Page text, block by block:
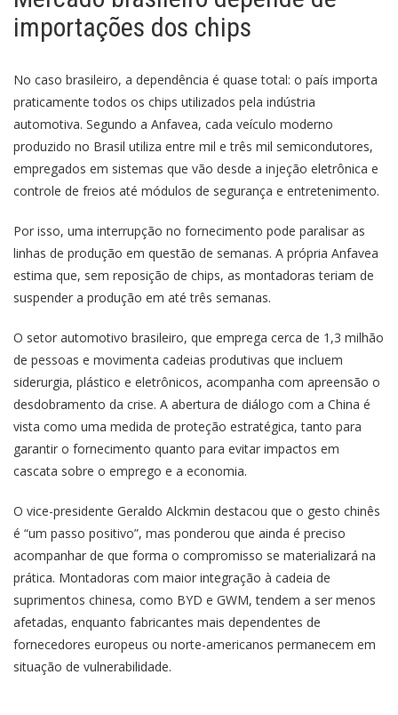
importações dos chips
No caso brasileiro, a dependência é quase total: o país importa
praticamente todos os chips utilizados pela indústria
automotiva. Segundo a Anfavea, cada veículo moderno
produzido no Brasil utiliza entre mil e três mil semicondutores,
empregados em sistemas que vão desde a injeção eletrônica e
controle de freios até módulos de segurança e entretenimento.
Por isso, uma interrupção no fornecimento pode paralisar as
linhas de produção em questão de semanas. A própria Anfavea
estima que, sem reposição de chips, as montadoras teriam de
suspender a produção em até três semanas.
O setor automotivo brasileiro, que emprega cerca de 1,3 milhão
de pessoas e movimenta cadeias produtivas que incluem
siderurgia, plástico e eletrônicos, acompanha com apreensão o
desdobramento da crise. A abertura de diálogo com a China é
vista como uma medida de proteção estratégica, tanto para
garantir o fornecimento quanto para evitar impactos em
cascata sobre o emprego e a economia.
O vice-presidente Geraldo Alckmin destacou que o gesto chinês
é “um passo positivo”, mas ponderou que ainda é preciso
acompanhar de que forma o compromisso se materializará na
prática. Montadoras com maior integração à cadeia de
suprimentos chinesa, como BYD e GWM, tendem a ser menos
afetadas, enquanto fabricantes mais dependentes de
fornecedores europeus ou norte-americanos permanecem em
situação de vulnerabilidade.